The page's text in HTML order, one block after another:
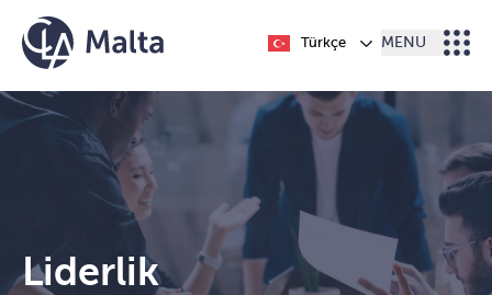
İçeriğe geç
Türkçe MENU
Liderlik